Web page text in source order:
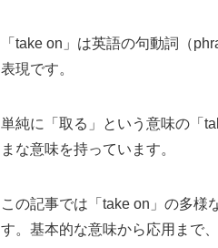
「take on」は英語の句動詞（
表現です。
単純に「取る」という意味の「
まな意味を持っています。
この記事では「take on」の多様
す。基本的な意味から応用まで